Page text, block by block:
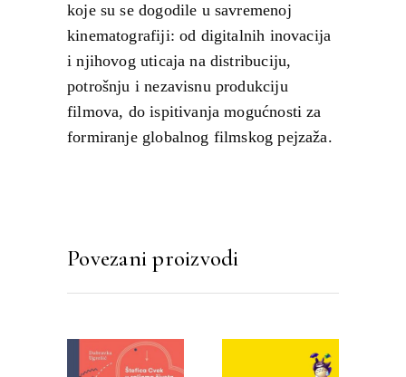
koje su se dogodile u savremenoj
kinematografiji: od digitalnih inovacija
i njihovog uticaja na distribuciju,
potrošnju i nezavisnu produkciju
filmova, do ispitivanja mogućnosti za
formiranje globalnog filmskog pejzaža.
Povezani proizvodi